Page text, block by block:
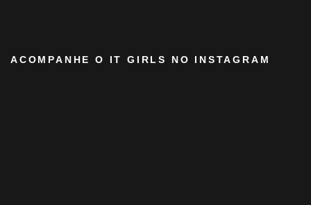
ACOMPANHE O IT GIRLS NO INSTAGRAM